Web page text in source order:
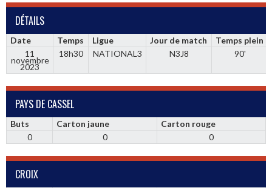
DÉTAILS
Date Temps Ligue Jour de match
Temps plein
11
novembre
2023
18h30 NATIONAL3 N3J8 90'
PAYS DE CASSEL
Buts Carton jaune
Carton rouge
0
0 0
CROIX